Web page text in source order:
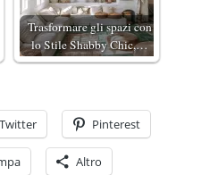
Trasformare gli spazi con
lo Stile Shabby Chic,…
Twitter Pinterest
Altro